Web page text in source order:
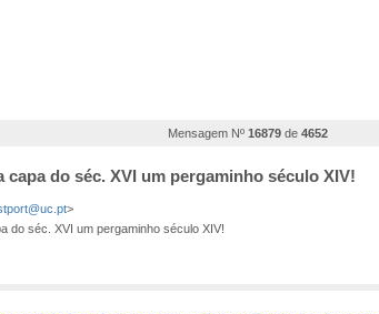
Mensagem Nº 16879 de 4652
do séc. XVI um pergaminho século XIV!
>
do séc. XVI um pergaminho século XIV!